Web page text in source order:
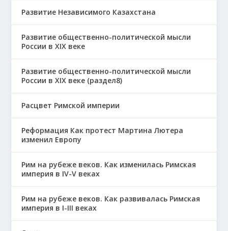
Развитие Независимого Казахстана
Развитие общественно-политической мысли
России в XIX веке
Развитие общественно-политической мысли
России в XIX веке (раздел8)
Расцвет Римской империи
Реформация Как протест Мартина Лютера
изменил Европу
Рим на рубеже веков. Как изменилась Римская
империя в IV-V веках
Рим на рубеже веков. Как развивалась Римская
империя в І-ІІІ веках